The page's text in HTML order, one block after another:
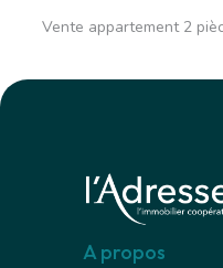
Vente appartement 2
A propos